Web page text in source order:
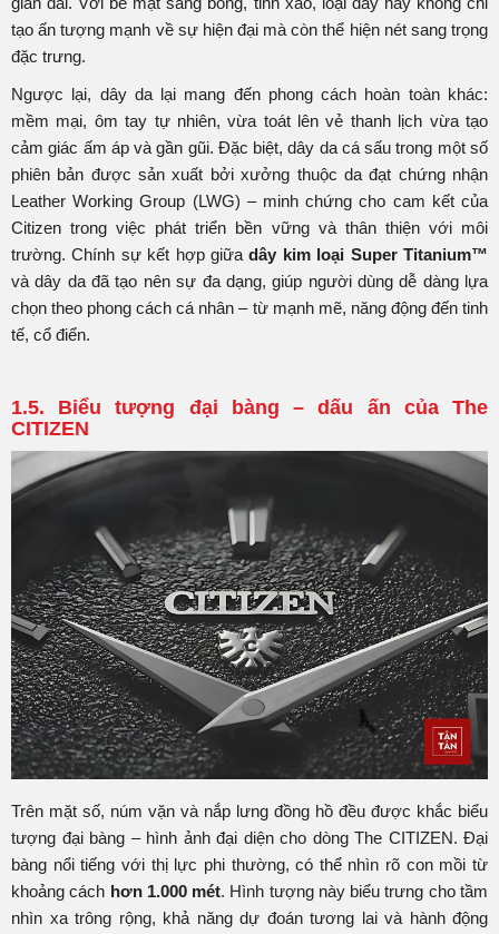
tạo ấn tượng mạnh về sự hiện đại mà còn thể hiện nét sang trọng
đặc trưng.
Ngược lại, dây da lại mang đến phong cách hoàn toàn khác:
mềm mại, ôm tay tự nhiên, vừa toát lên vẻ thanh lịch vừa tạo
cảm giác ấm áp và gần gũi. Đặc biệt, dây da cá sấu trong một số
phiên bản được sản xuất bởi xưởng thuộc da đạt chứng nhận
Leather Working Group (LWG) – minh chứng cho cam kết của
Citizen trong việc phát triển bền vững và thân thiện với môi
trường. Chính sự kết hợp giữadây kim loại Super Titanium™
và dây da đã tạo nên sự đa dạng, giúp người dùng dễ dàng lựa
chọn theo phong cách cá nhân – từ mạnh mẽ, năng động đến tinh
tế, cổ điển.
1.5. Biểu tượng đại bàng – dấu ấn của The
CITIZEN
Trên mặt số, núm vặn và nắp lưng đồng hồ đều được khắc biểu
tượng đại bàng – hình ảnh đại diện cho dòng The CITIZEN. Đại
bàng nổi tiếng với thị lực phi thường, có thể nhìn rõ con mồi từ
khoảng cách hơn 1.000 mét. Hình tượng này biểu trưng cho tầm
nhìn xa trông rộng, khả năng dự đoán tương lai và hành động